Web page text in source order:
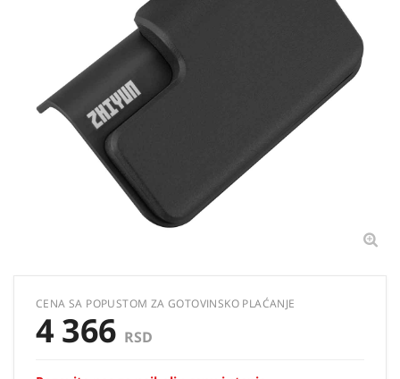
CENA SA POPUSTOM ZA GOTOVINSKO PLAĆANJE
4 366 RSD